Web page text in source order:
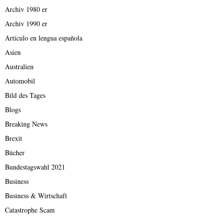
Archiv 1980 er
Archiv 1990 er
Artículo en lengua española
Asien
Australien
Automobil
Bild des Tages
Blogs
Breaking News
Brexit
Bücher
Bundestagswahl 2021
Business
Business & Wirtschaft
Catastrophe Scam